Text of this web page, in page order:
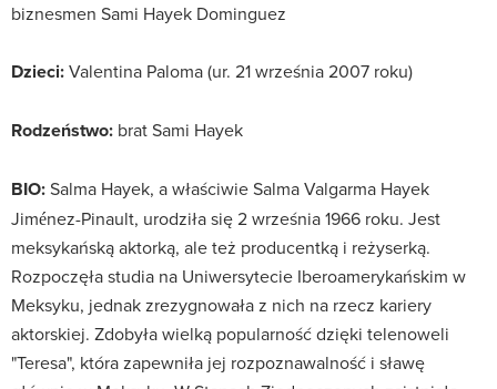
biznesmen Sami Hayek Dominguez
Dzieci:Valentina Paloma (ur. 21 września 2007 roku)
Rodzeństwo: brat Sami Hayek
BIO:Salma Hayek, a właściwie Salma Valgarma Hayek
Jiménez-Pinault, urodziła się 2 września 1966 roku. Jest
meksykańską aktorką, ale też producentką i reżyserką.
Rozpoczęła studia na Uniwersytecie Iberoamerykańskim w
Meksyku, jednak zrezygnowała z nich na rzecz kariery
aktorskiej. Zdobyła wielką popularność dzięki telenoweli
"Teresa", która zapewniła jej rozpoznawalność i sławę